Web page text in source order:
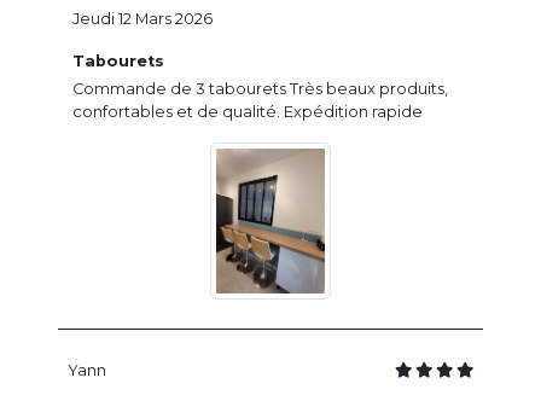
Tabourets
Commande de 3 tabourets Très beaux produits,
confortables et de qualité. Expédition rapide
Jeudi 12 Mars 2026
Yann